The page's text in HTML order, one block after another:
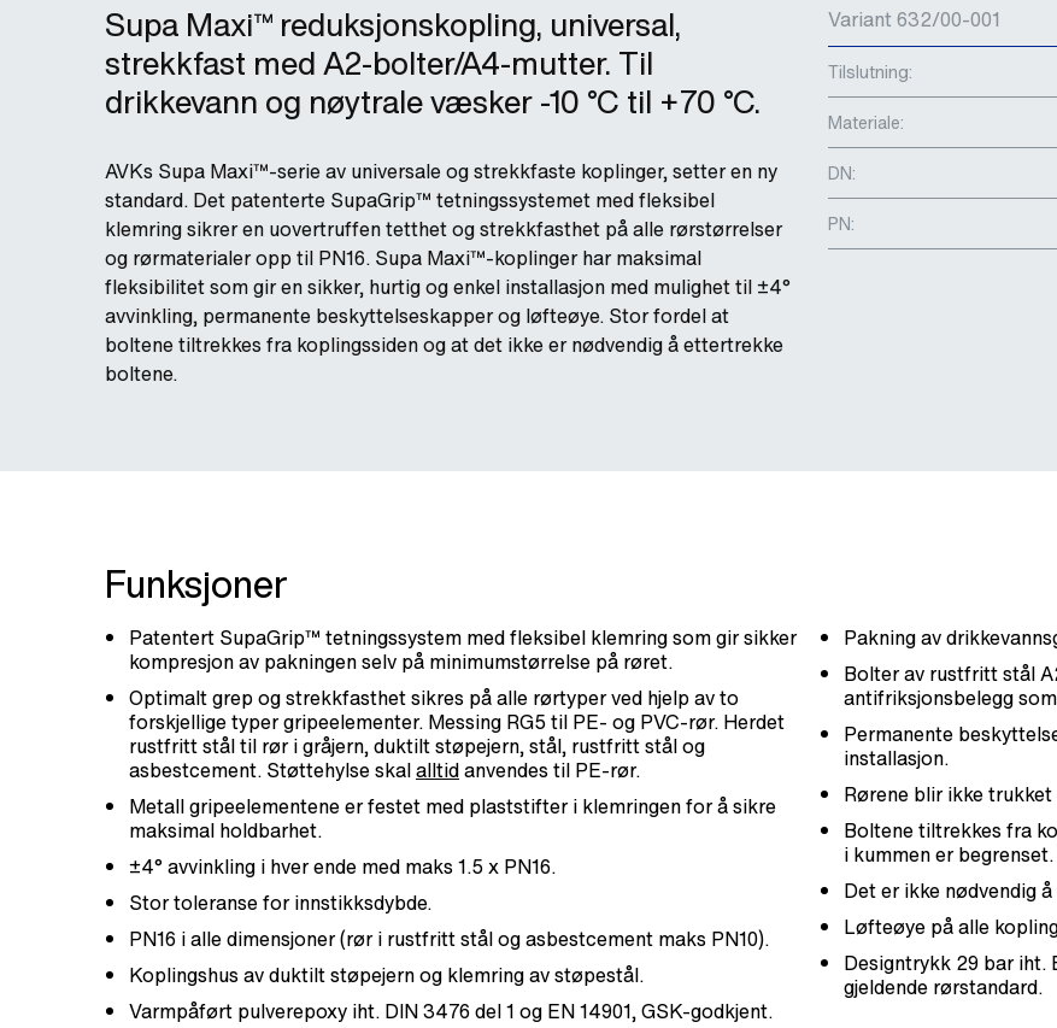
Supa Maxi™ reduksjonskopling, universal,
strekkfast med A2-bolter/A4-mutter. Til
drikkevann og nøytrale væsker -10 °C til +70 °C.
AVKs Supa Maxi™-serie av universale og strekkfaste koplinger, setter en ny
standard. Det patenterte SupaGrip™ tetningssystemet med fleksibel
klemring sikrer en uovertruffen tetthet og strekkfasthet på alle rørstørrelser
og rørmaterialer opp til PN16. Supa Maxi™-koplinger har maksimal
fleksibilitet som gir en sikker, hurtig og enkel installasjon med mulighet til ±4°
avvinkling, permanente beskyttelseskapper og løfteøye. Stor fordel at
boltene tiltrekkes fra koplingssiden og at det ikke er nødvendig å ettertrekke
boltene.
Variant 632/00-001
Tilslutning:
Materiale:
DN:
PN:
Funksjoner
Patentert SupaGrip™ tetningssystem med fleksibel klemring som gir sikker
kompresjon av pakningen selv på minimumstørrelse på røret.
Optimalt grep og strekkfasthet sikres på alle rørtyper ved hjelp av to
forskjellige typer gripeelementer. Messing RG5 til PE- og PVC-rør. Herdet
rustfritt stål til rør i gråjern, duktilt støpejern, stål, rustfritt stål og
asbestcement. Støttehylse skalalltidanvendes til PE-rør.
Metall gripeelementene er festet med plaststifter i klemringen for å sikre
maksimal holdbarhet.
±4° avvinkling i hver ende med maks 1.5 x PN16.
Stor toleranse for innstikksdybde.
PN16 i alle dimensjoner (rør i rustfritt stål og asbestcement maks PN10).
Koplingshus av duktilt støpejern og klemring av støpestål.
Varmpåført pulverepoxy iht. DIN 3476 del 1 og EN 14901, GSK-godkjent.
Pakning av
Bolter av rustfritt stål
antifriksjonsbelegg
Permanente
installasjon.
Rørene blir ikke
Boltene tiltrekkes fra
i kummen er begrenset.
Det er ikke nødvendig
Løfteøye på alle
Designtrykk 29 bar iht.
gjeldende rørstandard.